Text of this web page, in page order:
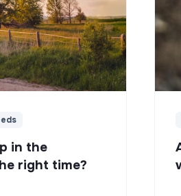
in the
right time?